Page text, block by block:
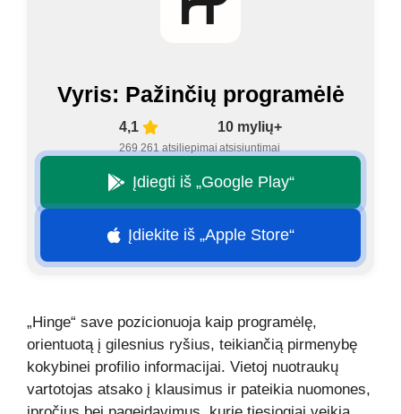
Vyris: Pažinčių programėlė
4,1
269 261 atsiliepimai
10 mylių+
atsisiuntimai
Įdiegti iš „Google Play“
Įdiekite iš „Apple Store“
„Hinge“ save pozicionuoja kaip programėlę,
orientuotą į gilesnius ryšius, teikiančią pirmenybę
kokybinei profilio informacijai. Vietoj nuotraukų
vartotojas atsako į klausimus ir pateikia nuomones,